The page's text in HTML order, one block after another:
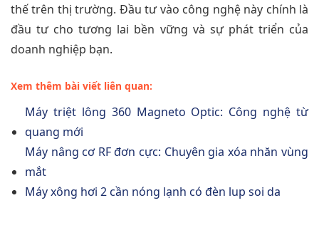
thế trên thị trường. Đầu tư vào công nghệ này chính là
đầu tư cho tương lai bền vững và sự phát triển của
doanh nghiệp bạn.
Xem thêm bài viết liên quan:
Máy triệt lông 360 Magneto Optic: Công nghệ từ
quang mới
Máy nâng cơ RF đơn cực: Chuyên gia xóa nhăn vùng
mắt
Máy xông hơi 2 cần nóng lạnh có đèn lup soi da